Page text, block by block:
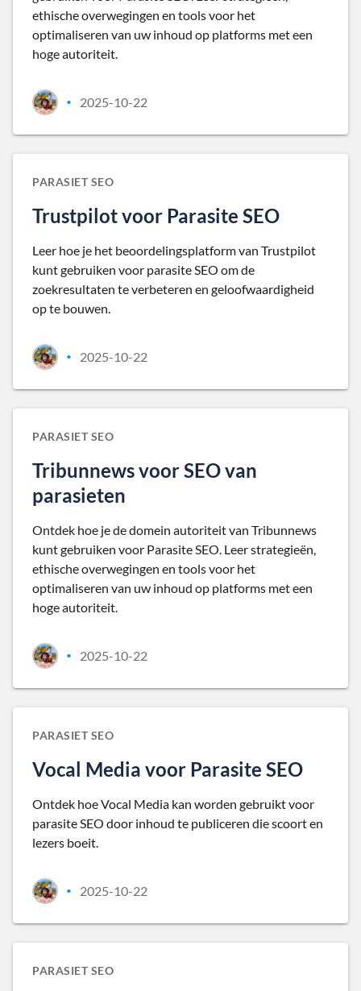
ethische overwegingen en tools voor het
optimaliseren van uw inhoud op platforms met een
hoge autoriteit.
• 2025-10-22
PARASIET SEO
Trustpilot voor Parasite SEO
Leer hoe je het beoordelingsplatform van Trustpilot
kunt gebruiken voor parasite SEO om de
zoekresultaten te verbeteren en geloofwaardigheid
op te bouwen.
• 2025-10-22
PARASIET SEO
Tribunnews voor SEO van
parasieten
Ontdek hoe je de domein autoriteit van Tribunnews
kunt gebruiken voor Parasite SEO. Leer strategieën,
ethische overwegingen en tools voor het
optimaliseren van uw inhoud op platforms met een
hoge autoriteit.
• 2025-10-22
PARASIET SEO
Vocal Media voor Parasite SEO
Ontdek hoe Vocal Media kan worden gebruikt voor
parasite SEO door inhoud te publiceren die scoort en
lezers boeit.
• 2025-10-22
PARASIET SEO